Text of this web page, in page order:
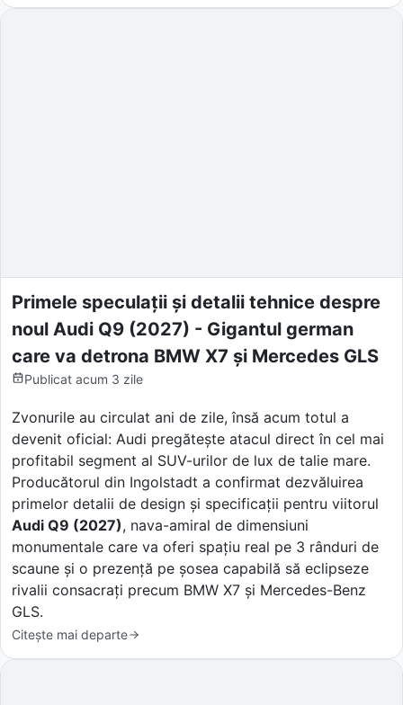
Primele speculații și detalii tehnice despre
noul Audi Q9 (2027) - Gigantul german
care va detrona BMW X7 și Mercedes GLS
Publicat acum 3 zile
Zvonurile au circulat ani de zile, însă acum totul a
devenit oficial: Audi pregătește atacul direct în cel mai
profitabil segment al SUV-urilor de lux de talie mare.
Producătorul din Ingolstadt a confirmat dezvăluirea
primelor detalii de design și specificații pentru viitorul
Audi Q9 (2027), nava-amiral de dimensiuni
monumentale care va oferi spațiu real pe 3 rânduri de
scaune și o prezență pe șosea capabilă să eclipseze
rivalii consacrați precum BMW X7 și Mercedes-Benz
GLS.
Citește mai departe